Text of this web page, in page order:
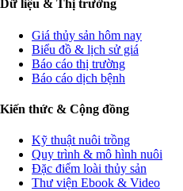
Dữ liệu & Thị trường
Giá thủy sản hôm nay
Biểu đồ & lịch sử giá
Báo cáo thị trường
Báo cáo dịch bệnh
Kiến thức & Cộng đồng
Kỹ thuật nuôi trồng
Quy trình & mô hình nuôi
Đặc điểm loài thủy sản
Thư viện Ebook & Video